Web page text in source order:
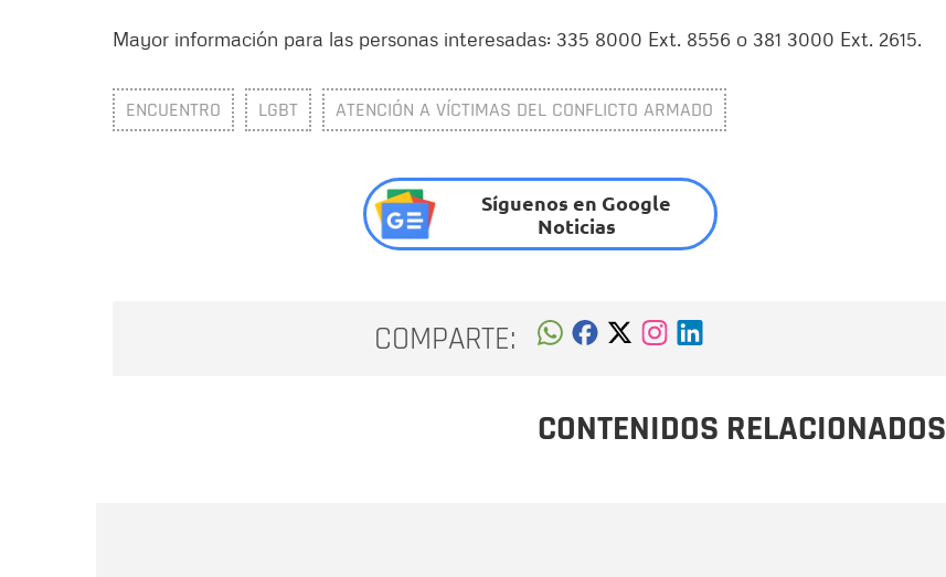
Mayor información para las personas interesadas: 335 8000 Ext. 8556 o 381 3000 Ext. 2615.
ENCUENTRO LGBT ATENCIÓN A VÍCTIMAS DEL CONFLICTO ARMADO
Síguenos en Google
Noticias
COMPARTE:
CONTENIDOS RELACIONADOS